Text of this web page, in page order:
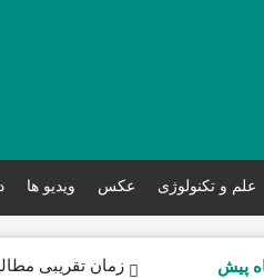
علم و تکنولوژی عکس ویدیو ها
زمان تقریبی مطالعه: 1